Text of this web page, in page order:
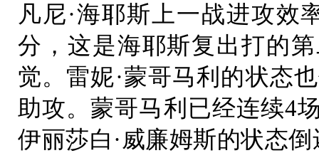
凡尼·海耶斯上一战进攻效
分，这是海耶斯复出打的
觉。雷妮·蒙哥马利的状态
助攻。蒙哥马利已经连续4
伊丽莎白·威廉姆斯的状态